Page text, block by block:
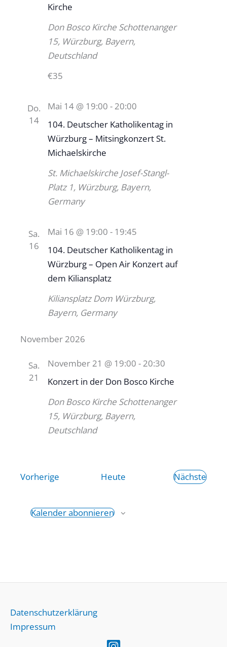
Kirche
Don Bosco Kirche Schottenanger
15, Würzburg, Bayern,
Deutschland
€35
Do.
14
104. Deutscher Katholikentag in
Würzburg – Mitsingkonzert St.
Michaelskirche
Mai 14 @ 19:00 - 20:00
St. Michaelskirche Josef-Stangl-
Platz 1, Würzburg, Bayern,
Germany
Sa.
16
104. Deutscher Katholikentag in
Würzburg – Open Air Konzert auf
dem Kiliansplatz
Mai 16 @ 19:00 - 19:45
Kiliansplatz Dom Würzburg,
Bayern, Germany
November 2026
Sa.
21
Konzert in der Don Bosco Kirche
November 21 @ 19:00 - 20:30
Don Bosco Kirche Schottenanger
15, Würzburg, Bayern,
Deutschland
VorherigeVeranstaltungen
Heute Nächste
Kalender abonnieren
Datenschutzerklärung
Impressum